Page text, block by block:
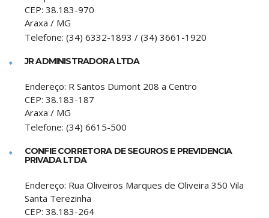
CEP: 38.183-970
Araxa / MG
Telefone: (34) 6332-1893 / (34) 3661-1920
JR ADMINISTRADORA LTDA
Endereço: R Santos Dumont 208 a Centro
CEP: 38.183-187
Araxa / MG
Telefone: (34) 6615-500
CONFIE CORRETORA DE SEGUROS E PREVIDENCIA
PRIVADA LTDA
Endereço: Rua Oliveiros Marques de Oliveira 350 Vila
Santa Terezinha
CEP: 38.183-264